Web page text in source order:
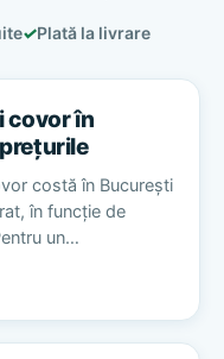
✓Plată la livrare
covor în
costă în București
în funcție de
un…